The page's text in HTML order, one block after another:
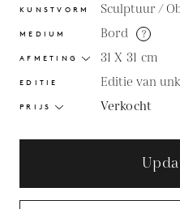
KUNSTVORM Sculptuur /
MEDIUM Bord ?
AFMETING 31 X 31 cm
EDITIE Editie van
PRIJS Verkocht